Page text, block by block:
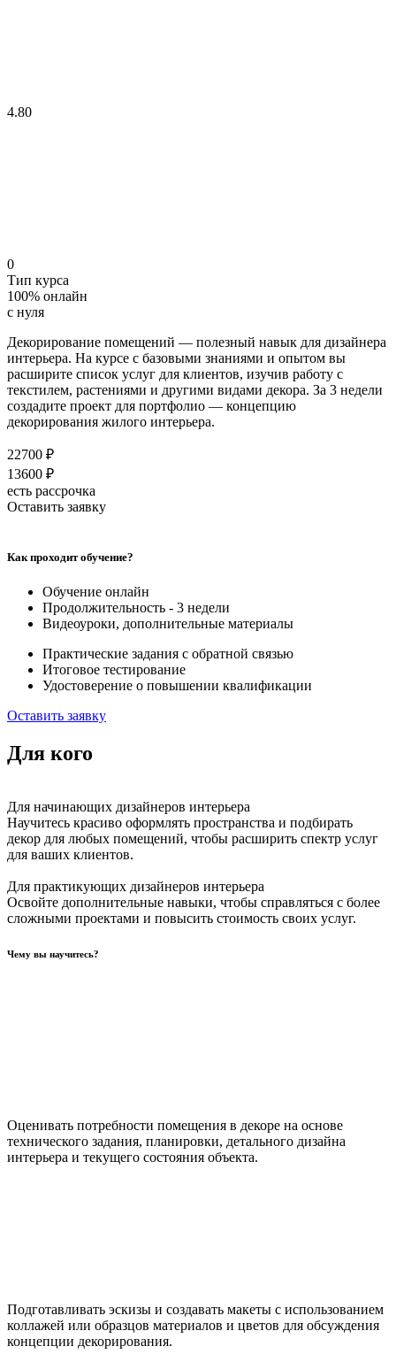
4.80
0
Тип курса
100% онлайн
с нуля
Декорирование помещений — полезный навык для дизайнера
интерьера. На курсе с базовыми знаниями и опытом вы
расширите список услуг для клиентов, изучив работу с
текстилем, растениями и другими видами декора. За 3 недели
создадите проект для портфолио — концепцию
декорирования жилого интерьера.
22700 ₽
13600 ₽
есть рассрочка
Оставить заявку
Как проходит обучение?
Обучение онлайн
Продолжительность - 3 недели
Видеоуроки, дополнительные материалы
Практические задания с обратной связью
Итоговое тестирование
Удостоверение о повышении квалификации
Оставить заявку
Для кого
Для начинающих дизайнеров интерьера
Научитесь красиво оформлять пространства и подбирать
декор для любых помещений, чтобы расширить спектр услуг
для ваших клиентов.
Для практикующих дизайнеров интерьера
Освойте дополнительные навыки, чтобы справляться с более
сложными проектами и повысить стоимость своих услуг.
Чему вы научитесь?
Оценивать потребности помещения в декоре на основе
технического задания, планировки, детального дизайна
интерьера и текущего состояния объекта.
Подготавливать эскизы и создавать макеты с использованием
коллажей или образцов материалов и цветов для обсуждения
концепции декорирования.